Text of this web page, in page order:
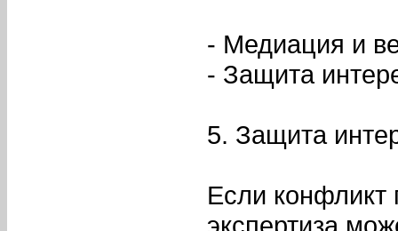
- Медиация и
- Защита
5. Защита
Если конфликт